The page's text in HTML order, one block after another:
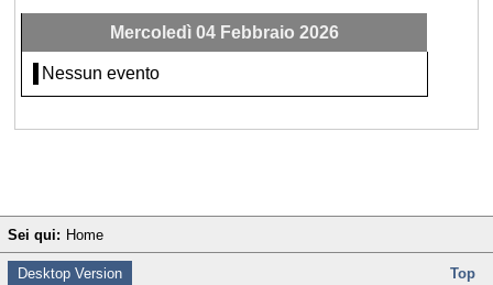
Mercoledì 04 Febbraio 2026
Nessun evento
Sei qui: Home
Desktop Version Top